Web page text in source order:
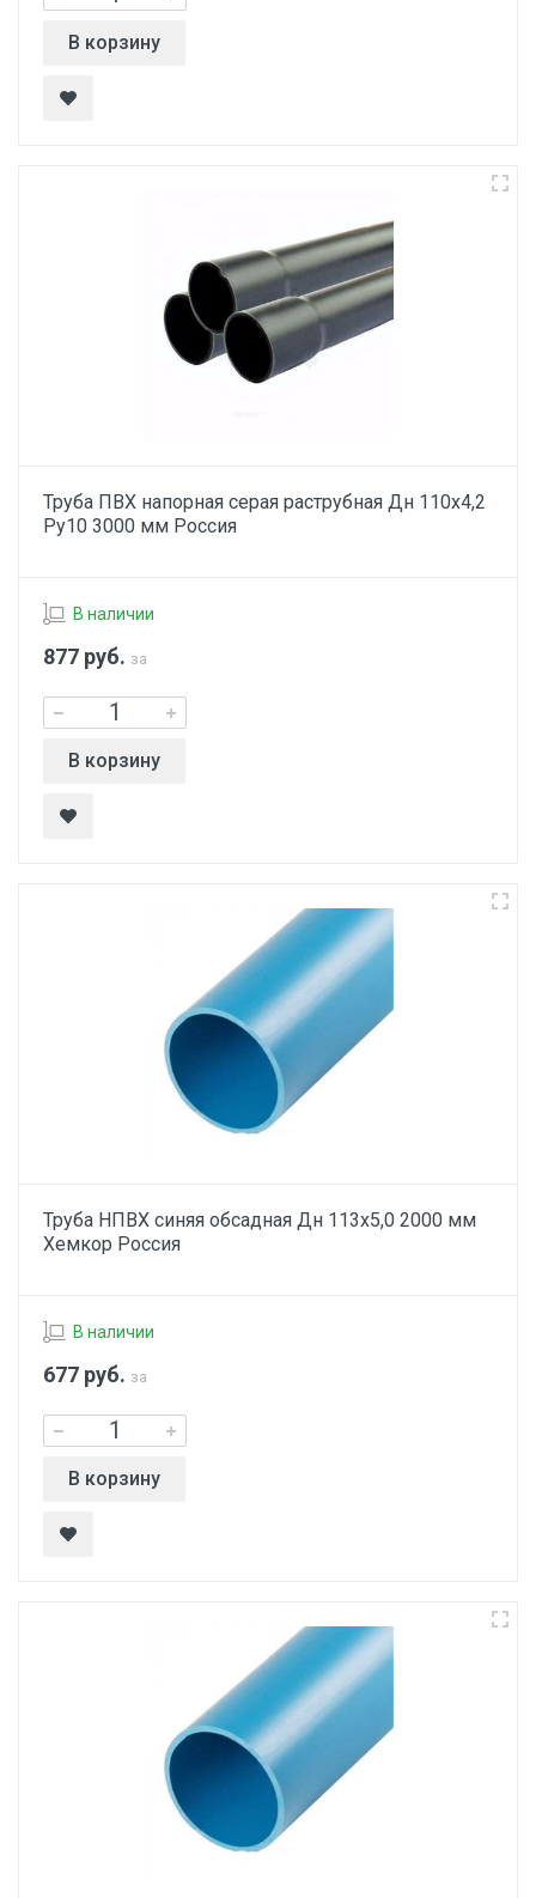
В корзину
Труба ПВХ напорная серая раструбная Дн 110х4,2
Ру10 3000 мм Россия
В наличии
877 руб. за
В корзину
Труба НПВХ синяя обсадная Дн 113х5,0 2000 мм
Хемкор Россия
В наличии
677 руб. за
В корзину